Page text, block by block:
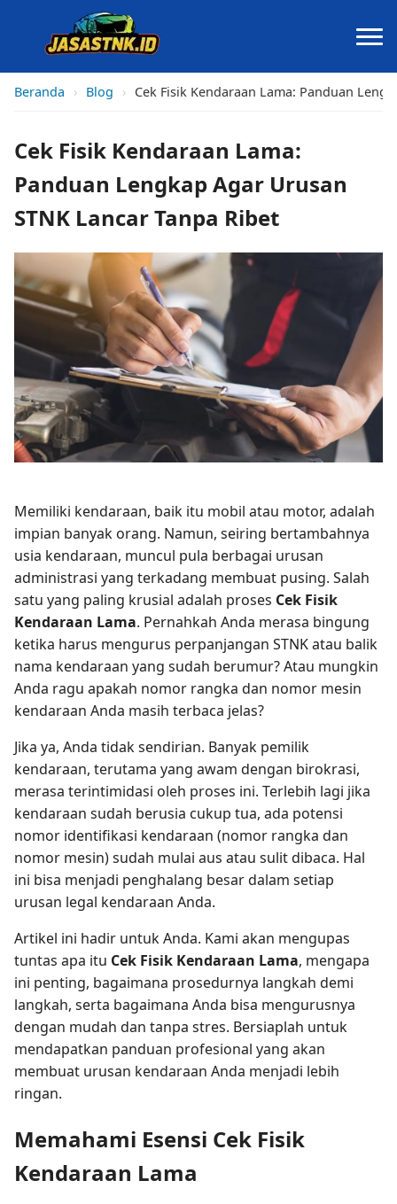
Beranda › Blog › Cek Fisik Kendaraan Lama: Panduan
Cek Fisik Kendaraan Lama:
Panduan Lengkap Agar Urusan
STNK Lancar Tanpa Ribet
Memiliki kendaraan, baik itu mobil atau motor, adalah
impian banyak orang. Namun, seiring bertambahnya
usia kendaraan, muncul pula berbagai urusan
administrasi yang terkadang membuat pusing. Salah
satu yang paling krusial adalah proses Cek Fisik
Kendaraan Lama. Pernahkah Anda merasa bingung
ketika harus mengurus perpanjangan STNK atau balik
nama kendaraan yang sudah berumur? Atau mungkin
Anda ragu apakah nomor rangka dan nomor mesin
kendaraan Anda masih terbaca jelas?
Jika ya, Anda tidak sendirian. Banyak pemilik
kendaraan, terutama yang awam dengan birokrasi,
merasa terintimidasi oleh proses ini. Terlebih lagi jika
kendaraan sudah berusia cukup tua, ada potensi
nomor identifikasi kendaraan (nomor rangka dan
nomor mesin) sudah mulai aus atau sulit dibaca. Hal
ini bisa menjadi penghalang besar dalam setiap
urusan legal kendaraan Anda.
Artikel ini hadir untuk Anda. Kami akan mengupas
tuntas apa itu Cek Fisik Kendaraan Lama, mengapa
ini penting, bagaimana prosedurnya langkah demi
langkah, serta bagaimana Anda bisa mengurusnya
dengan mudah dan tanpa stres. Bersiaplah untuk
mendapatkan panduan profesional yang akan
membuat urusan kendaraan Anda menjadi lebih
ringan.
Memahami Esensi Cek Fisik
Kendaraan Lama